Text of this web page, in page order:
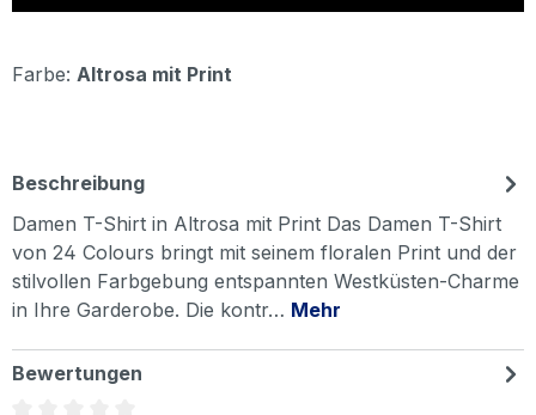
Farbe: Altrosa mit Print
Beschreibung
Damen T-Shirt in Altrosa mit Print Das Damen T-Shirt
von 24 Colours bringt mit seinem floralen Print und der
stilvollen Farbgebung entspannten Westküsten-Charme
in Ihre Garderobe. Die kontr… Mehr
Bewertungen